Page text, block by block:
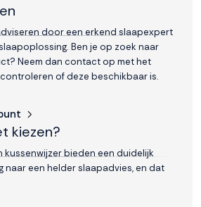
door een erkend slaapexpert
Ben je op zoek naar
Neem dan contact op met het
of deze beschikbaar is.
kiezen?
kussenwijzer bieden een duidelijk
naar een helder slaapadvies, en dat